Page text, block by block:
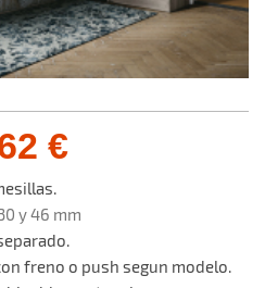
€
y 46 mm
freno o push segun modelo.